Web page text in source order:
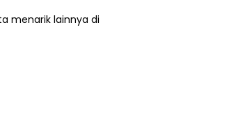
menarik lainnya di